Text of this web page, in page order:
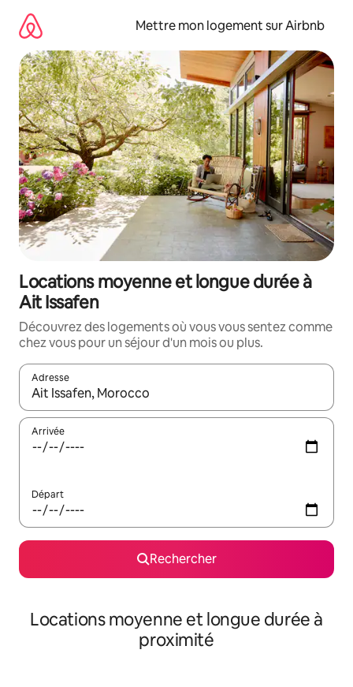
directement
contenu
Mettre mon logement sur Airbnb
Locations moyenne et longue durée à
Ait Issafen
Découvrez des logements où vous vous sentez comme
chez vous pour un séjour d'un mois ou plus.
Adresse
Lorsque les résultats s'affichent, utilisez les flèches vers le
Arrivée
Départ
Rechercher
Locations moyenne et longue durée à
proximité